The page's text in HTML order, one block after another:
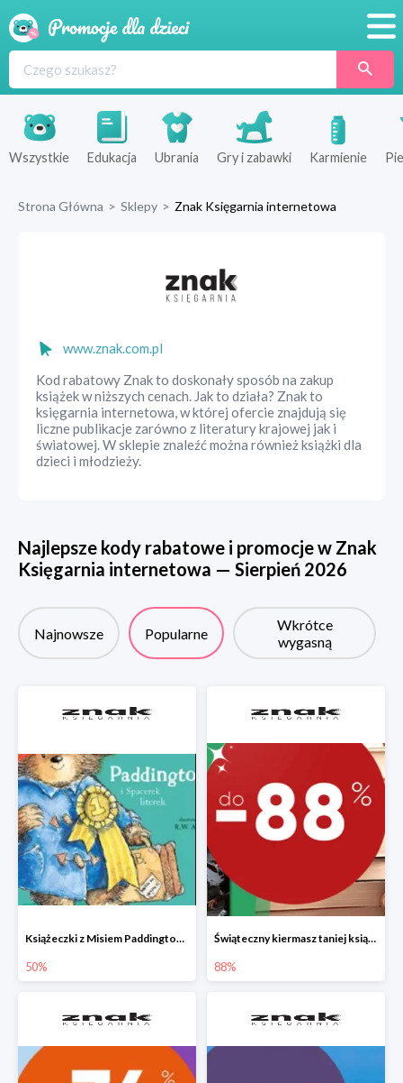
Produkty
Sklepy
Wszystkie Edukacja Ubrania Gry i zabawki Karmienie
Strona Główna > Sklepy > Znak Księgarnia internetowa
www.znak.com.pl
Kod rabatowy Znak to doskonały sposób na zakup
książek w niższych cenach. Jak to działa? Znak to
księgarnia internetowa, w której ofercie znajdują się
liczne publikacje zarówno z literatury krajowej jak i
światowej. W sklepie znaleźć można również książki dla
dzieci i młodzieży.
Najlepsze kody rabatowe i promocje w Znak
Księgarnia internetowa — Sierpień 2026
Najnowsze Popularne
Wkrótce
wygasną
Książeczki z Misiem Paddingtonem do -50%
50%
Świąteczny kiermasz taniej książki
88%